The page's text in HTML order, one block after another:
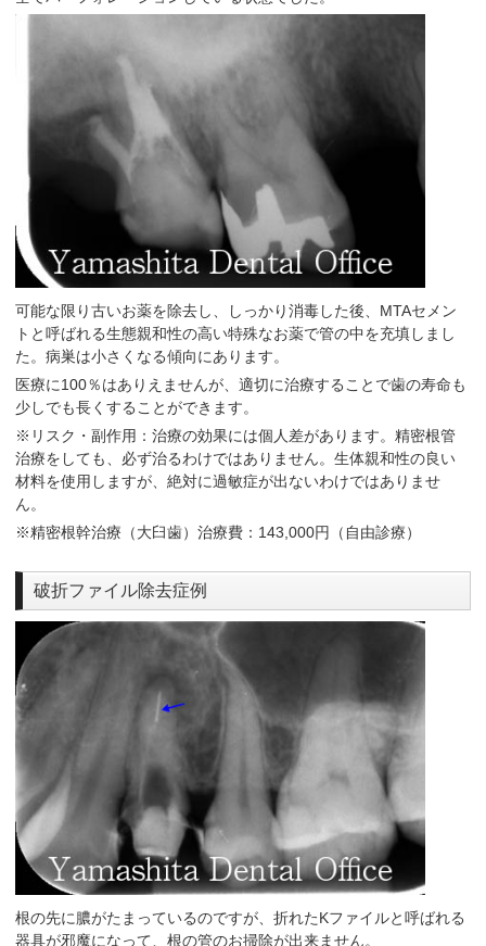
可能な限り古いお薬を除去し、しっかり消毒した後、MTAセメン
トと呼ばれる生態親和性の高い特殊なお薬で管の中を充填しまし
た。病巣は小さくなる傾向にあります。
医療に100％はありえませんが、適切に治療することで歯の寿命も
少しでも長くすることができます。
※リスク・副作用：治療の効果には個人差があります。精密根管
治療をしても、必ず治るわけではありません。生体親和性の良い
材料を使用しますが、絶対に過敏症が出ないわけではありませ
ん。
※精密根幹治療（大臼歯）治療費：143,000円（自由診療）
破折ファイル除去症例
根の先に膿がたまっているのですが、折れたKファイルと呼ばれる
器具が邪魔になって、根の管のお掃除が出来ません。